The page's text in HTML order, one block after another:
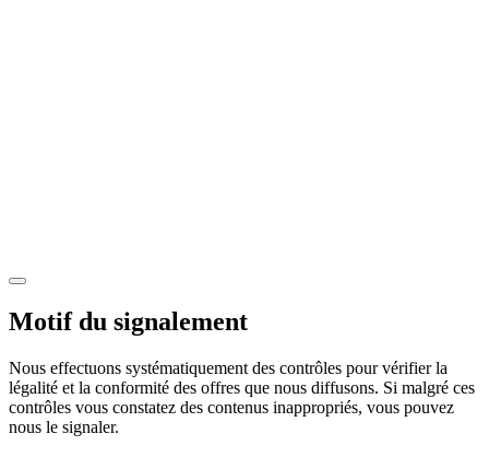
Motif du signalement
Nous effectuons systématiquement des contrôles pour vérifier la
légalité et la conformité des offres que nous diffusons. Si malgré ces
contrôles vous constatez des contenus inappropriés, vous pouvez
nous le signaler.